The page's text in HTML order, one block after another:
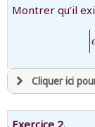
Montrer qu’il
Cliquer ici
avoir une
Exercice 2.